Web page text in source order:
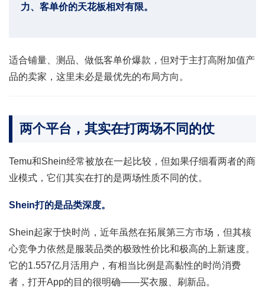
力、客单价的天花板相对有限。
适合铺量、测品、做低客单价爆款，但对于主打高附加值产
品的卖家，这里未必是最优先的布局方向。
两个平台，其实在打两场不同的仗
Temu和Shein经常被放在一起比较，但如果仔细看两者的商
业模式，它们其实在打的是两场性质不同的仗。
Shein打的是品类深度。
Shein起家于快时尚，近年虽然在拓展第三方市场，但其核
心竞争力依然是服装品类的极致性价比和极高的上新速度。
它的1.557亿月活用户，有相当比例是高黏性的时尚消费
者，打开App的目的很明确——买衣服、刷新品。